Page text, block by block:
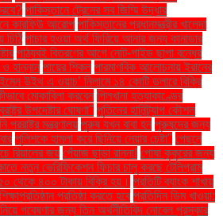
পাকিস্তানে ট্রেনের সব জিম্মি উদ্ধার
কারফিউ আরোপ পাকিস্তানের প্রধানমন্ত্রীর খালেদা
চিঠি পাচার হওয়া অর্থ ফিরিয়ে আনার জন্য কানাডার
পাঠ্যবই বিতরণের আগে নোট-গাইড ছাপা বন্ধের
হান্নান পায়ের শিকল পারমাণবিক আলোচনায় ইরানের
উইথ এ ওয়াচ’ নিলামে ১৪ কোটি ডলারে বিক্রি
মোকাবিলা করবেন পিলখানা হত্যাকাণ্ডের
উপদেষ্টার ঘোষণা" পুতিনের হানিট্র্যাপ কৌশল
মন্ত্রণালয় পুরুষ যখন বাবা হন পুরুষদের জন্য
পুলিশকে হামলা করে ছিনিয়ে নেয়ার চেষ্টা" পেছনে
রিয়ালের জয় পেঁয়াজ ছাড়া রান্না! পোষা কুকুরের জন্য
নতুন ভেরিফিকেশন ফিচার চালু করছে টেলিগ্রাম
থেকে ৪০০ টাকায় বিক্রি হয়। প্রতিটি ব্যাংক শাখায়
প্রতিষ্ঠা করতে হবে প্রতিদিন ডিম খাওয়া:
নিয়ে গবেষণার জন্য তিন অর্থনীতিবিদ নোবেল পুরস্কার